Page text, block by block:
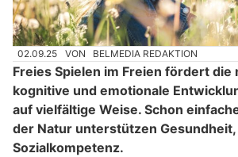
02.09.25 VON BELMEDIA REDAKTION
Freies Spielen im Freien fördert die
kognitive und emotionale
auf vielfältige Weise. Schon
der Natur unterstützen
Sozialkompetenz.